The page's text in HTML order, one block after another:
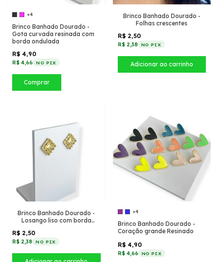
+4
Brinco Banhado Dourado -
Gota curvada resinada com
borda ondulada
R$ 4,90
R$ 4,66 NO PIX
Comprar
Brinco Banhado Dourado -
Folhas crescentes
R$ 2,50
R$ 2,38 NO PIX
Brinco Banhado Dourado -
Losango liso com borda
R$ 2,50
R$ 2,38 NO PIX
+4
Brinco Banhado Dourado -
Coração grande Resinado
R$ 4,90
R$ 4,66 NO PIX